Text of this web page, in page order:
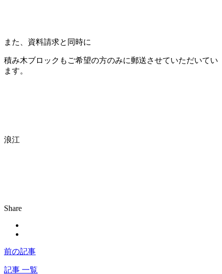
また、資料請求と同時に
積み木ブロックもご希望の方のみに郵送させていただいてい
ます。
浪江
Share
前の記事
記事 一覧